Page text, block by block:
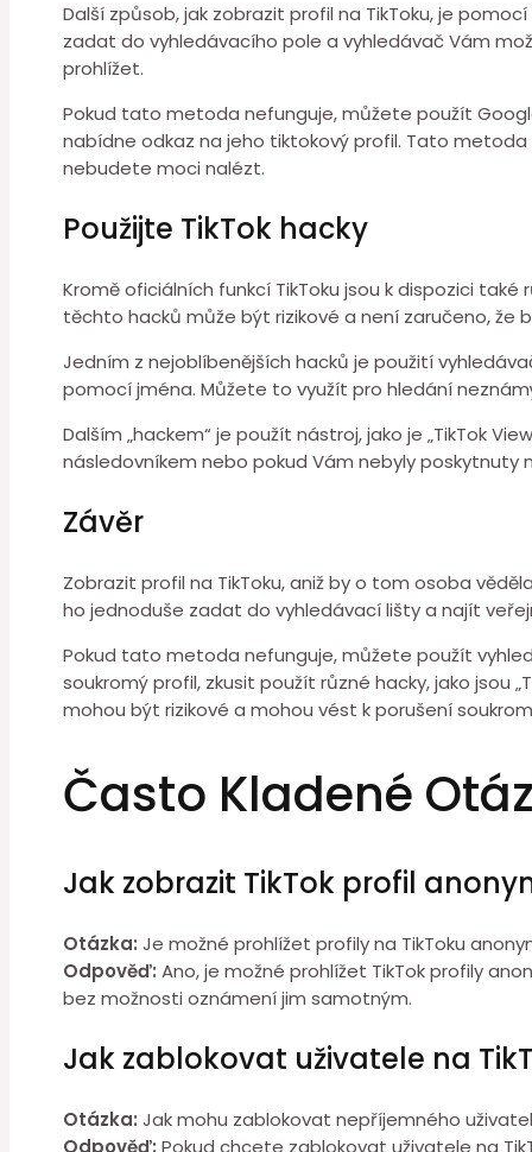
Další způsob, jak zobrazit profil na TikToku, je
zadat do vyhledávacího pole a vyhledávač Vám
prohlížet.
Pokud tato metoda nefunguje, můžete použít
nabídne odkaz na jeho tiktokový profil. Tato
nebudete moci nalézt.
Použijte TikTok hacky
Kromě oficiálních funkcí TikToku jsou k dispozici
těchto hacků může být rizikové a není zaručeno, že
Jedním z nejoblíbenějších hacků je použití
pomocí jména. Můžete to využít pro hledání
Dalším „hackem“ je použít nástroj, jako je „TikTok
následovníkem nebo pokud Vám nebyly poskytnuty
Závěr
Zobrazit profil na TikToku, aniž by o tom osoba
ho jednoduše zadat do vyhledávací lišty a najít
Pokud tato metoda nefunguje, můžete použít
soukromý profil, zkusit použít různé hacky, jako jsou
mohou být rizikové a mohou vést k porušení
Často Kladené
Jak zobrazit TikTok profil
Otázka: Je možné prohlížet profily na TikToku
Odpověď: Ano, je možné prohlížet TikTok profily
bez možnosti oznámení jim samotným.
Jak zablokovat uživatele na
Otázka: Jak mohu zablokovat nepříjemného
Odpověď: Pokud chcete zablokovat uživatele na